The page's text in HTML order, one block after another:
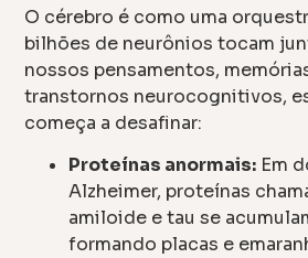
O cérebro é como uma
bilhões de neurônios tocam
nossos pensamentos,
transtornos neurocognitivos,
começa a desafinar:
Proteínas anormais: Em
Alzheimer, proteínas
amiloide e tau se
formando placas e